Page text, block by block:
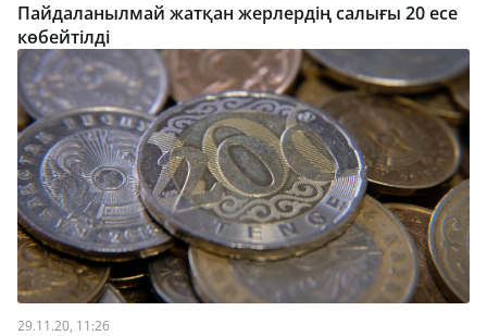
Пайдаланылмай жатқан жерлердің салығы 20 есе
көбейтілді
29.11.20, 11:26